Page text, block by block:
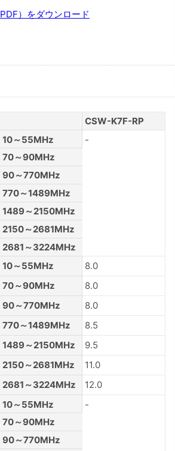
）をダウンロード
CSW-K7F-RP
10～55MHz
-
70～90MHz
90～770MHz
770～1489MHz
1489～2150MHz
2150～2681MHz
2681～3224MHz
10～55MHz
8.0
70～90MHz
8.0
90～770MHz
8.0
770～1489MHz
8.5
1489～2150MHz
9.5
2150～2681MHz
11.0
2681～3224MHz
12.0
10～55MHz
-
70～90MHz
90～770MHz